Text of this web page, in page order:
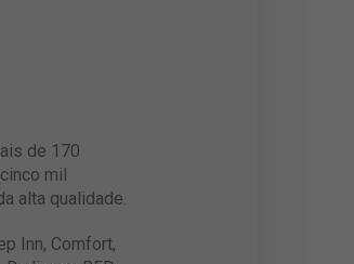
de 170
mil
alta qualidade.
Inn, Comfort,